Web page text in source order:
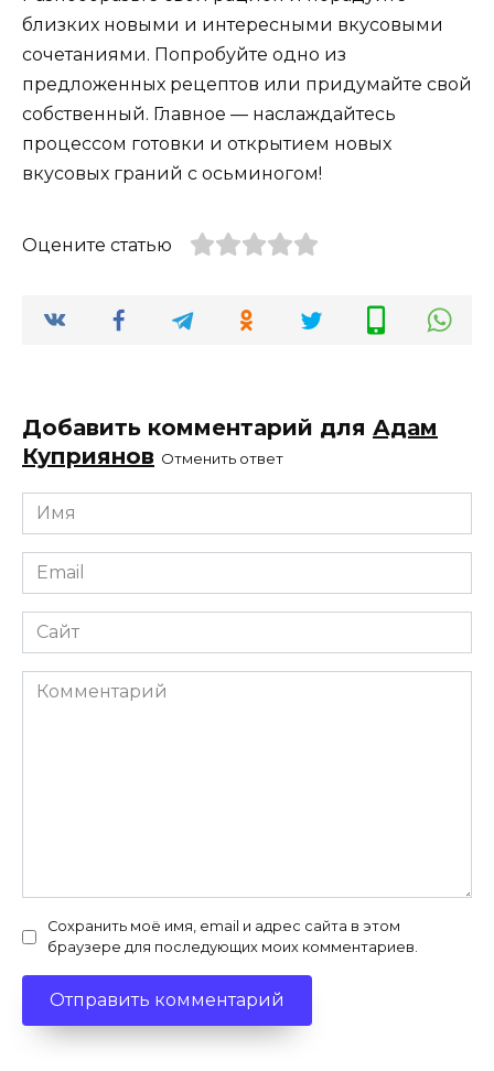
близких новыми и интересными вкусовыми
сочетаниями. Попробуйте одно из
предложенных рецептов или придумайте свой
собственный. Главное — наслаждайтесь
процессом готовки и открытием новых
вкусовых граний с осьминогом!
Оцените статью
Добавить комментарий для Адам
Куприянов Отменить ответ
Имя
*
Email
*
Сайт
Комментарий
Сохранить моё имя, email и адрес сайта в этом
браузере для последующих моих комментариев.